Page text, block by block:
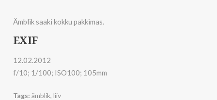
Ämblik saaki kokku pakkimas.
EXIF
12.02.2012
f/10; 1/100; ISO100; 105mm
Tags: ämblik, liiv